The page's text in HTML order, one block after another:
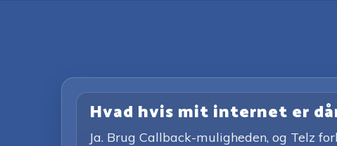
Hvad hvis mit internet er
Ja. Brug Callback-muligheden, og Telz